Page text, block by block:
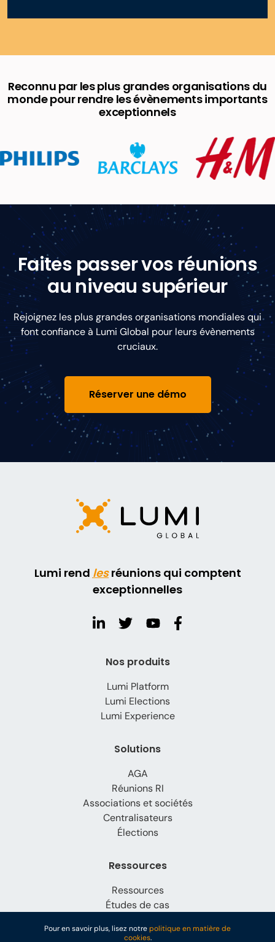
Pour en savoir plus, lisez notrepolitique en matière de
cookies.
Reconnu par les plus grandes organisations du
monde pour rendre les évènements importants
exceptionnels
Faites passer vos réunions
au niveau supérieur
Rejoignez les plus grandes organisations mondiales qui
font confiance à Lumi Global pour leurs évènements
cruciaux.
Réserver une démo
Lumi rend lesréunions qui comptent
exceptionnelles
Nos produits
Lumi Platform
Lumi Elections
Lumi Experience
Solutions
AGA
Réunions RI
Associations et sociétés
Centralisateurs
Élections
Ressources
Ressources
Études de cas